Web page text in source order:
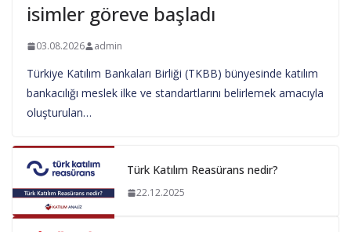
isimler göreve başladı
03.08.2026 admin
Türkiye Katılım Bankaları Birliği (TKBB) bünyesinde katılım
bankacılığı meslek ilke ve standartlarını belirlemek amacıyla
oluşturulan…
Türk Katılım Reasürans nedir?
22.12.2025